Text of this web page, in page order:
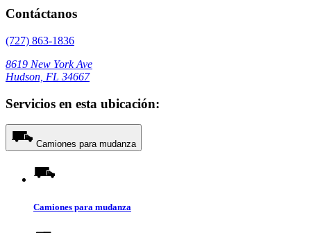
Contáctanos
(727) 863-1836
8619 New York Ave
Hudson, FL 34667
Servicios en esta ubicación:
Camiones para mudanza
Camiones para mudanza